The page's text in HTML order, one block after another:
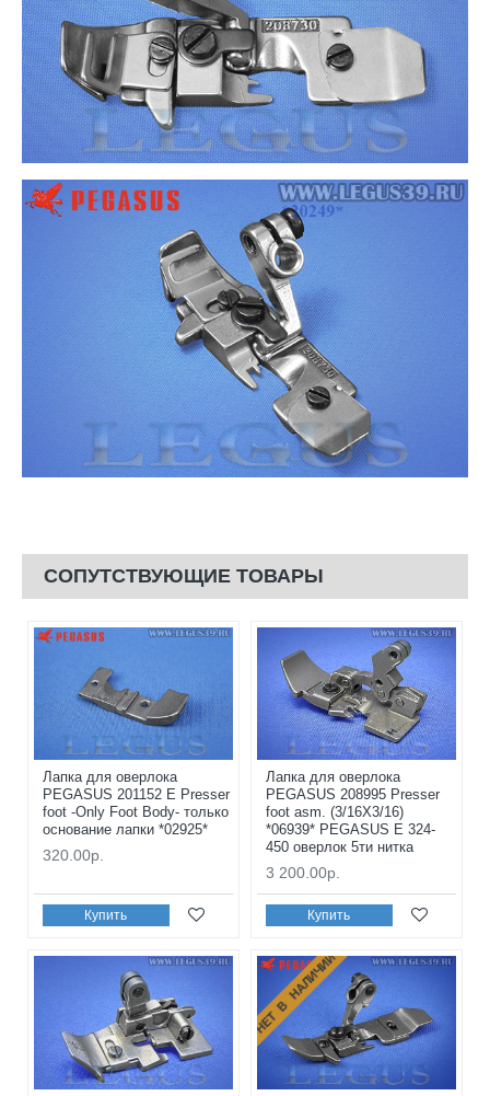
СОПУТСТВУЮЩИЕ ТОВАРЫ
Лапка для оверлока
PEGASUS 201152 Е Presser
foot -Only Foot Body- только
основание лапки *02925*
320.00р.
Купить
Лапка для оверлока
PEGASUS 208995 Presser
foot asm. (3/16X3/16)
*06939* PEGASUS E 324-
450 оверлок 5ти нитка
3 200.00р.
Купить
НЕТ В НАЛИЧИИ